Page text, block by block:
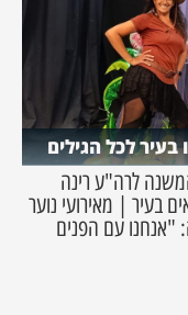
בעיר לכל הגילים
לרה"ע רינה
בעיר | מאירועי נוער
"אנחנו עם הפנים